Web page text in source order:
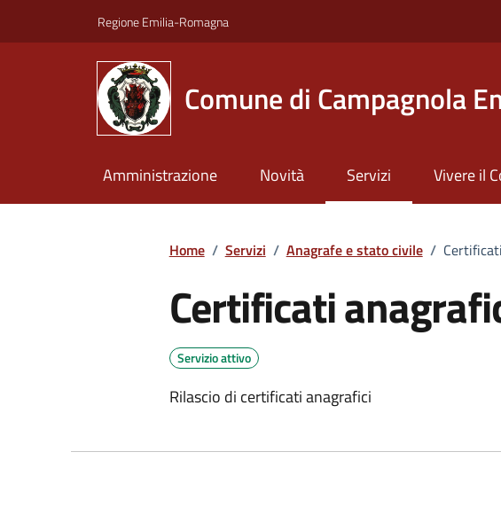
Regione Emilia-Romagna
Comune di Campagnola
Amministrazione Novità Servizi Vivere il
Home / Servizi / Anagrafe e stato civile /
Certificati
Servizio attivo
Rilascio di certificati anagrafici